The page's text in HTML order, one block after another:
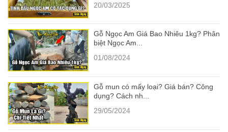
20/03/2025
Gỗ Ngọc Am Giá Bao Nhiêu 1kg? Phân
biệt Ngọc Am...
01/08/2024
Gỗ mun có mấy loại? Giá bán? Công
dụng? Cách nh...
29/05/2024